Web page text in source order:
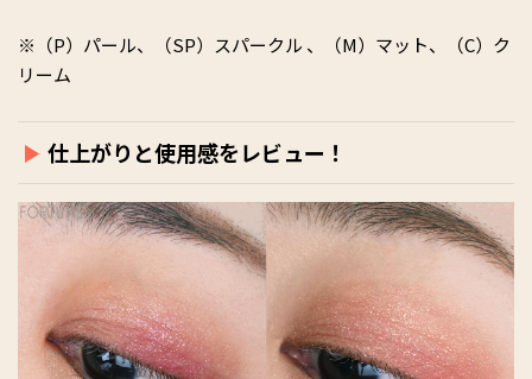
※（P）パール、（SP）スパークル 、（M）マット、（C）ク
リーム
仕上がりと使用感をレビュー！